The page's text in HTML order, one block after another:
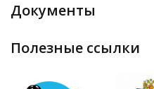
Документы
полезные ссылки